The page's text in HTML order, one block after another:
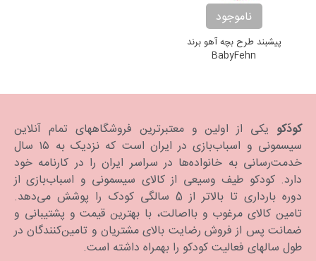
ناموجود
پیشبند طرح بچه آهو برند
BabyFehn
کودَکو یکی از اولین و معتبرترین فروشگاههای تمام آنلاین
سیسمونی و اسباب‌بازی در ایران است که نزدیک به ۱۵ سال
خدمت‌رسانی به خانواده‌ها در سراسر ایران را در کارنامه خود
دارد. كودكو طیف وسیعی از کالای سیسمونی و اسباب‌بازی از
دوره بارداری تا بالاتر از 5 سالگی کودک را پوشش می‌دهد.
تامین کالای مرغوب و بااصالت، با بهترین قیمت و پشتیبانی و
ضمانت پس از فروش رضایت بالای مشتریان و تامین‌کنندگان در
طول سالهای فعالیت کودکو را بهمراه داشته است.